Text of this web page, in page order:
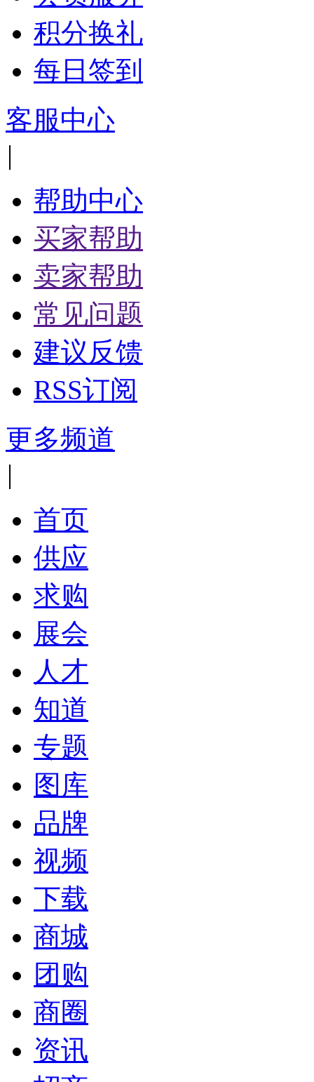
积分换礼
每日签到
客服中心
|
帮助中心
买家帮助
卖家帮助
常见问题
建议反馈
RSS订阅
更多频道
|
首页
供应
求购
展会
人才
知道
专题
图库
品牌
视频
下载
商城
团购
商圈
资讯